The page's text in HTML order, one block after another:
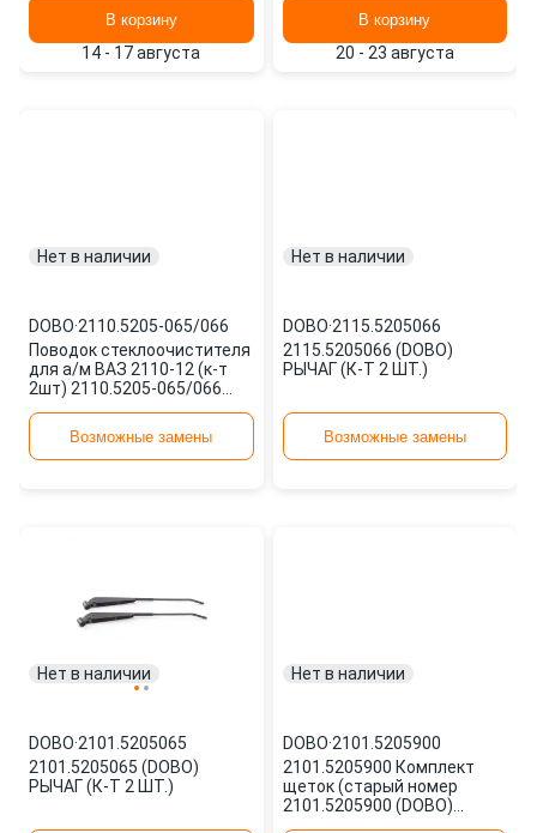
В корзину
14 - 17 августа
В корзину
20 - 23 августа
Нет в наличии
DOBO·2110.5205-065/066
Поводок стеклоочистителя
для а/м ВАЗ 2110-12 (к-т
2шт) 2110.5205-065/066
Возможные замены
Нет в наличии
DOBO·2115.5205066
2115.5205066 (DOBO)
РЫЧАГ (К-Т 2 ШТ.)
Возможные замены
Нет в наличии
DOBO·2101.5205065
2101.5205065 (DOBO)
РЫЧАГ (К-Т 2 ШТ.)
Нет в наличии
DOBO·2101.5205900
2101.5205900 Комплект
щеток (старый номер
2101.5205900 (DOBO)